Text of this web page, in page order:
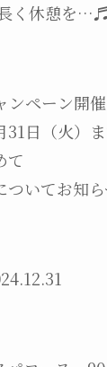
く休憩を
ンペーン開
31日（火）
て
いてお知ら